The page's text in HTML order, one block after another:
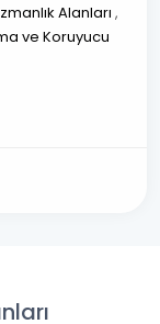
Alanları ,
ve Koruyucu